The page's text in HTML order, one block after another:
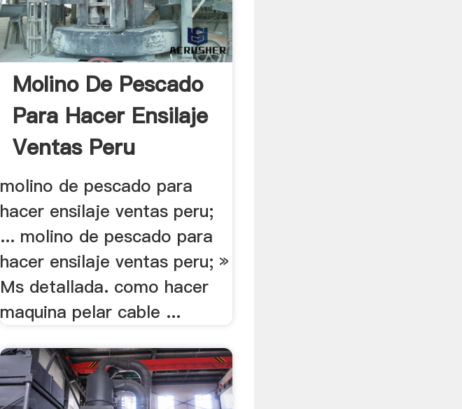
Molino De Pescado
Para Hacer Ensilaje
Ventas Peru
molino de pescado para
hacer ensilaje ventas peru;
... molino de pescado para
hacer ensilaje ventas peru; »
Ms detallada. como hacer
maquina pelar cable ...